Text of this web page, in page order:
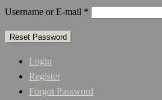
Username or E-mail *
Login
Register
Forgot Password